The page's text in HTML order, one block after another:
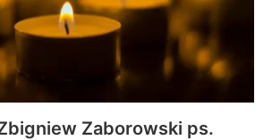
Zaborowski ps.